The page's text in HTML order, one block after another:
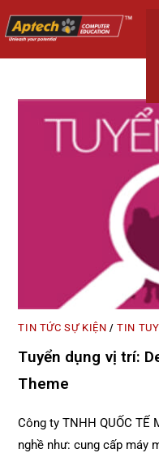
TIN TỨC SỰ KIỆN /TIN
Tuyển dụng vị trí:
Theme
Công ty TNHH QUỐC TẾ
nghề như: cung cấp máy